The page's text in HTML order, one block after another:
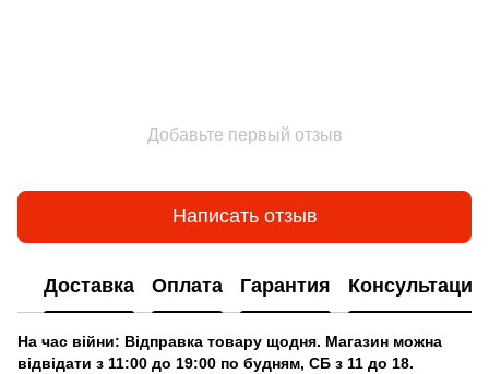
Добавьте первый отзыв
Написать отзыв
Доставка Оплата Гарантия Консультация
На час війни: Відправка товару щодня. Магазин можна
відвідати з 11:00 до 19:00 по будням, СБ з 11 до 18.